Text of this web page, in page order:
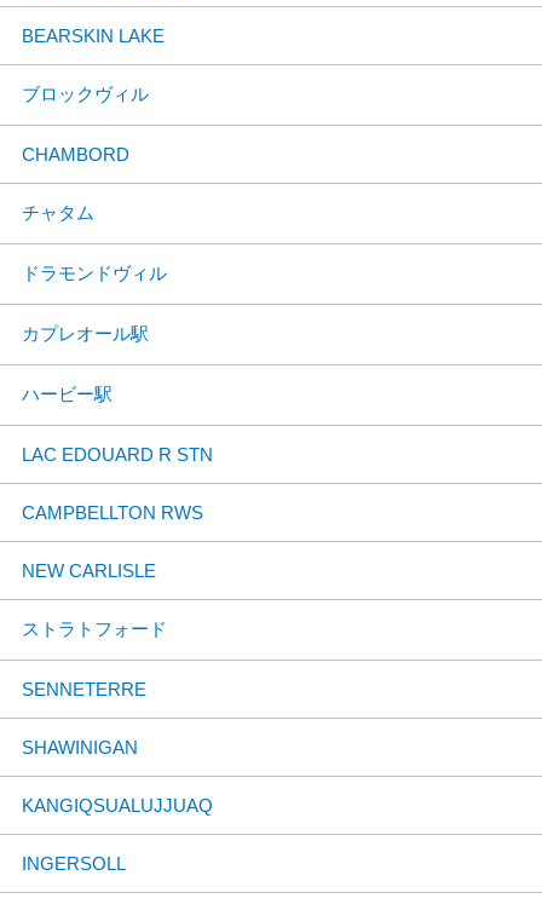
BEARSKIN LAKE
ブロックヴィル
CHAMBORD
チャタム
ドラモンドヴィル
カプレオール駅
ハービー駅
LAC EDOUARD R STN
CAMPBELLTON RWS
NEW CARLISLE
ストラトフォード
SENNETERRE
SHAWINIGAN
KANGIQSUALUJJUAQ
INGERSOLL